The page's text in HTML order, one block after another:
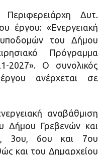
Δυτ.
έργου: «Ενεργειακή
υποδομών του Δήμου
Πρόγραμμα
2027». Ο συνολικός
ανέρχεται σε
αναβάθμιση
Δήμου Γρεβενών και
3ου, 6ου και 7ου
και του Δημαρχείου